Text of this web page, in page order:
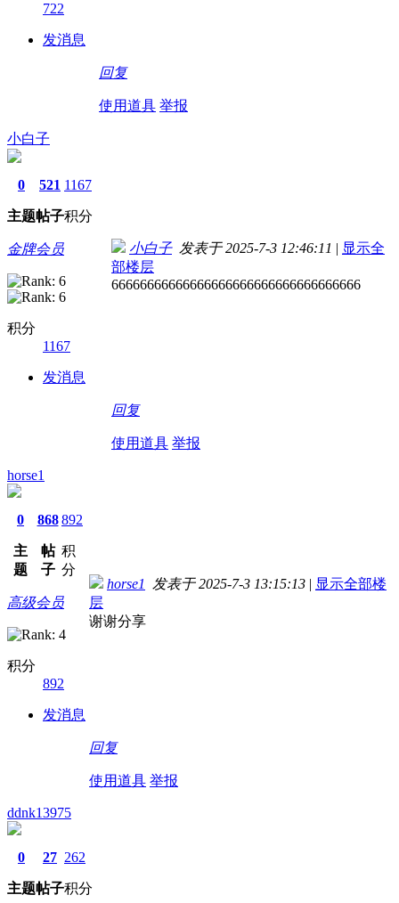
722
发消息
回复
使用道具 举报
小白子
0
主题
521
帖子
1167
积分
金牌会员
积分
1167
发消息
小白子发表于 2025-7-3 12:46:11 | 显示全
部楼层
66666666666666666666666666666666666
回复
使用道具 举报
horse1
0
主
题
868
帖
子
892
积
分
高级会员
积分
892
发消息
horse1 发表于 2025-7-3 13:15:13 | 显示全部楼
层
谢谢分享
回复
使用道具 举报
ddnk13975
0
主题
27
帖子
262
积分